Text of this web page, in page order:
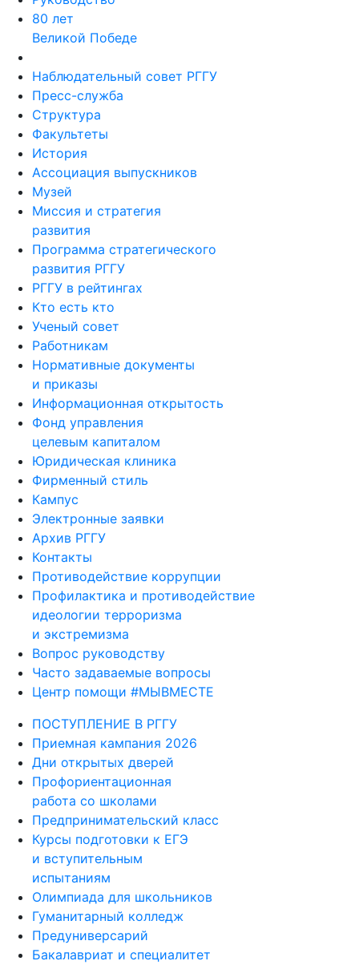
80 лет
Великой Победе
Наблюдательный совет РГГУ
Пресс-служба
Структура
Факультеты
История
Ассоциация выпускников
Музей
Миссия и стратегия
развития
Программа стратегического
развития РГГУ
РГГУ в рейтингах
Кто есть кто
Ученый совет
Работникам
Нормативные документы
и приказы
Информационная открытость
Фонд управления
целевым капиталом
Юридическая клиника
Фирменный стиль
Кампус
Электронные заявки
Архив РГГУ
Контакты
Противодействие коррупции
Профилактика и противодействие
идеологии терроризма
и экстремизма
Вопрос руководству
Часто задаваемые вопросы
Центр помощи #МЫВМЕСТЕ
ПОСТУПЛЕНИЕ В РГГУ
Приемная кампания 2026
Дни открытых дверей
Профориентационная
работа со школами
Предпринимательский класс
Курсы подготовки к ЕГЭ
и вступительным
испытаниям
Олимпиада для школьников
Гуманитарный колледж
Предуниверсарий
Бакалавриат и специалитет